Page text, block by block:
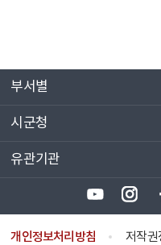
부서별
시군청
유관기관
개인정보처리방침 저작권